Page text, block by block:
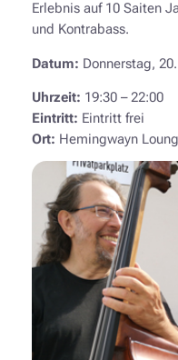
Erlebnis auf 10 Saiten
und Kontrabass.
Datum: Donnerstag,
Uhrzeit: 19:30 – 22:00
Eintritt: Eintritt frei
Ort: Hemingwayn